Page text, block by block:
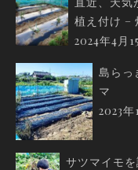
植え付け –
2024年4月
島らっ
マ
2023年
サツマイモ